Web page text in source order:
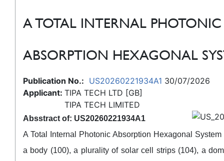
A TOTAL INTERNAL PHOTONIC
ABSORPTION HEXAGONAL
Publication No.: US20260221934A1 30/07/2026
Applicant: TIPA TECH LTD [GB]
TIPA TECH LIMITED
Absstract of: US20260221934A1
A Total Internal Photonic Absorption Hexagonal
a body (100), a plurality of solar cell strips (104), a